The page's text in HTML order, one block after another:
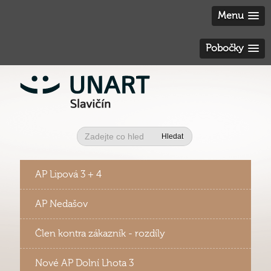
Menu
Pobočky
Hledat
AP Lipová 3 + 4
AP Nedašov
Člen kontra zákazník - rozdíly
Nové AP Dolní Lhota 3